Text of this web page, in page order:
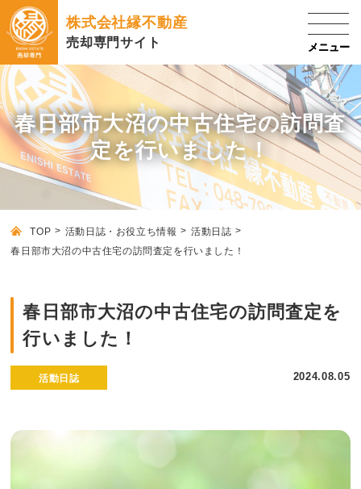
株式会社縁不動産
売却専門サイト
春日部市大沼の中古住宅の訪問査
定を行いました！
TOP 活動日誌・お役立ち情報
活動日誌
春日部市大沼の中古住宅の訪問査定を行いました！
春日部市大沼の中古住宅の訪問査定を
行いました！
活動日誌 2024.08.05